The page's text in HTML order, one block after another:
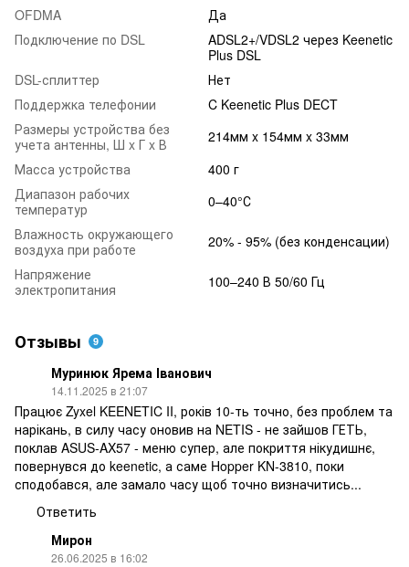
OFDMA
Да
Подключение по DSL
ADSL2+/VDSL2 через Keenetic
Plus DSL
DSL-сплиттер
Нет
Поддержка телефонии
C Keenetic Plus DECT
Размеры устройства без
учета антенны, Ш x Г x В
214мм x 154мм x 33мм
Масса устройства
400 г
Диапазон рабочих
температур
0–40°С
Влажность окружающего
воздуха при работе
20% - 95% (без конденсации)
Напряжение
электропитания
100–240 В 50/60 Гц
Отзывы 9
Муринюк Ярема Іванович
14.11.2025 в 21:07
Працює Zyxel KEENETIC II, років 10-ть точно, без проблем та
нарікань, в силу часу оновив на NETIS - не зайшов ГЕТЬ,
поклав ASUS-AX57 - меню супер, але покриття нікудишнє,
повернувся до keenetic, а саме Hopper KN-3810, поки
сподобався, але замало часу щоб точно визначитись...
Ответить
Мирон
26.06.2025 в 16:02